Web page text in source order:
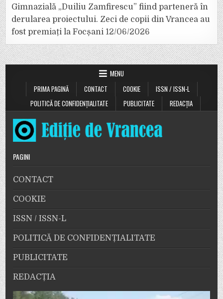
Gimnazială „Duiliu Zamfirescu” fiind parteneră în
derularea proiectului. Zeci de copii din Vrancea au
fost premiați la Focșani 12/06/2026
MENU
PRIMA PAGINĂ
CONTACT COOKIE
ISSN / ISSN-L
POLITICĂ DE CONFIDENȚIALITATE
PUBLICITATE REDACȚIA
PAGINI
CONTACT
COOKIE
ISSN / ISSN-L
POLITICĂ DE CONFIDENȚIALITATE
PUBLICITATE
REDACȚIA